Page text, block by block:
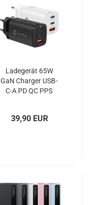
Ladegerät 65W
GaN Charger USB-
C-A PD QC PPS
39,90 EUR